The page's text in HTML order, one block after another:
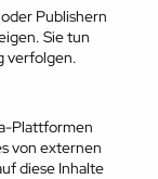
2026 | www.cp.jobs
Publishern
Sie tun
verfolgen.
Plattformen
von externen
diese Inhalte